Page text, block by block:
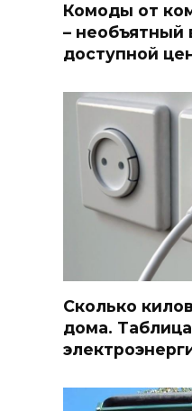
Комоды от
– необъятный
доступной
Сколько
дома.